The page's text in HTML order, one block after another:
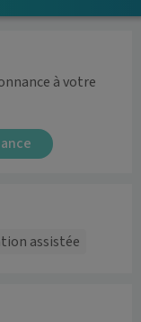
à votre
assistée